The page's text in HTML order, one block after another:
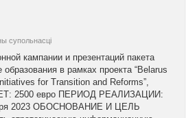
супольнасцi
кампании и презентаций пакета
в рамках проекта “Belarus
for Transition and Reforms”,
2500 евро ПЕРИОД РЕАЛИЗАЦИИ:
2023 ОБОСНОВАНИЕ И ЦЕЛЬ